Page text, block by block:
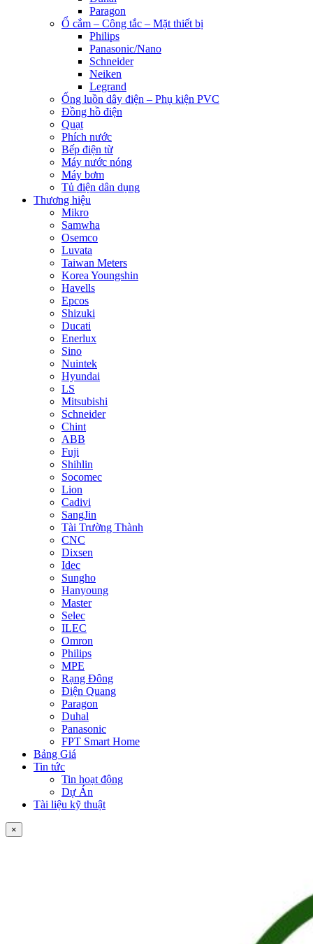
Paragon
Ổ cắm – Công tắc – Mặt thiết bị
Philips
Panasonic/Nano
Schneider
Neiken
Legrand
Ống luồn dây điện – Phụ kiện PVC
Đồng hồ điện
Quạt
Phích nước
Bếp điện từ
Máy nước nóng
Máy bơm
Tủ điện dân dụng
Thương hiệu
Mikro
Samwha
Osemco
Luvata
Taiwan Meters
Korea Youngshin
Havells
Epcos
Shizuki
Ducati
Enerlux
Sino
Nuintek
Hyundai
LS
Mitsubishi
Schneider
Chint
ABB
Fuji
Shihlin
Socomec
Lion
Cadivi
SangJin
Tài Trường Thành
CNC
Dixsen
Idec
Sungho
Hanyoung
Master
Selec
ILEC
Omron
Philips
MPE
Rạng Đông
Điện Quang
Paragon
Duhal
Panasonic
FPT Smart Home
Bảng Giá
Tin tức
Tin hoạt động
Dự Án
Tài liệu kỹ thuật
×